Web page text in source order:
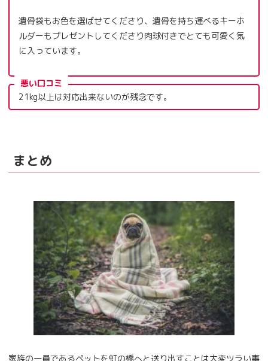
遺骨袋もお色を選ばせてくださり、遺骨を持ち運べるキーホ
ルダーもプレゼントしてくださり肉球付きでとても可愛く気
に入っています。
悪い口コミ
21kg以上は対応出来ないのが残念です。
まとめ
家族の一員であるペットを虹の橋へと送り出すことは大変ツラい事